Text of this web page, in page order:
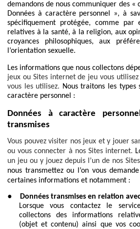
demandons de nous communiquer des «
Données à caractère personnel », à
spécifiquement protégée, comme par
relatives à la santé, à la religion, aux
croyances philosophiques, aux
l’orientation sexuelle.
Les informations que nous collectons
jeux ou Sites internet de jeu vous
vous les utilisez. Nous traitons les types
caractère personnel :
Données à caractère
transmises
Vous pouvez visiter nos jeux et y jouer
ou vous connecter à nos Sites internet.
un jeu ou y jouez depuis l’un de nos
nous transmettez ou l’on vous
certaines informations et notamment :
●
Données transmises en relation
Lorsque vous contactez le
collectons des informations
(objet et contenu) ainsi que vos